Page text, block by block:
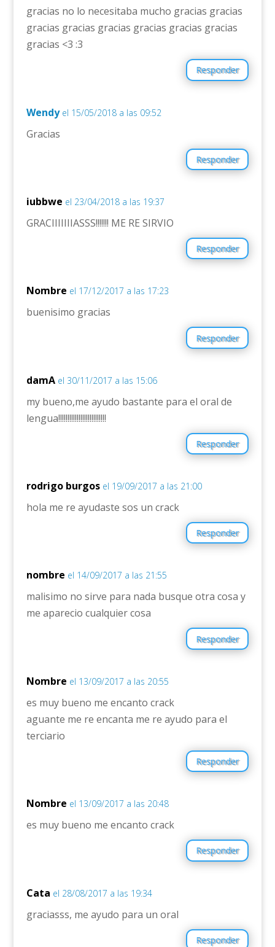
gracias no lo necesitaba mucho gracias gracias
gracias gracias gracias gracias gracias gracias
gracias <3 :3
Responder
Wendy el 15/05/2018 a las 09:52
Gracias
Responder
iubbwe el 23/04/2018 a las 19:37
GRACIIIIIIIASSS!!!!!!! ME RE SIRVIO
Responder
Nombre el 17/12/2017 a las 17:23
buenisimo gracias
Responder
damA el 30/11/2017 a las 15:06
my bueno,me ayudo bastante para el oral de
lengua!!!!!!!!!!!!!!!!!!!!!!!!!!
Responder
rodrigo burgos el 19/09/2017 a las 21:00
hola me re ayudaste sos un crack
Responder
nombre el 14/09/2017 a las 21:55
malisimo no sirve para nada busque otra cosa y
me aparecio cualquier cosa
Responder
Nombre el 13/09/2017 a las 20:55
es muy bueno me encanto crack
aguante me re encanta me re ayudo para el
terciario
Responder
Nombre el 13/09/2017 a las 20:48
es muy bueno me encanto crack
Responder
Cata el 28/08/2017 a las 19:34
graciasss, me ayudo para un oral
Responder